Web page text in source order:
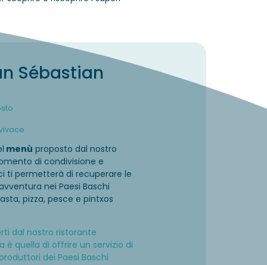
Sébastian
menù proposto dal nostro
di condivisione e
ti permetterà di recuperare le
nei Paesi Baschi
pizza, pesce e pintxos
dal nostro ristorante
è quella di offrire un servizio di
dei Paesi Baschi